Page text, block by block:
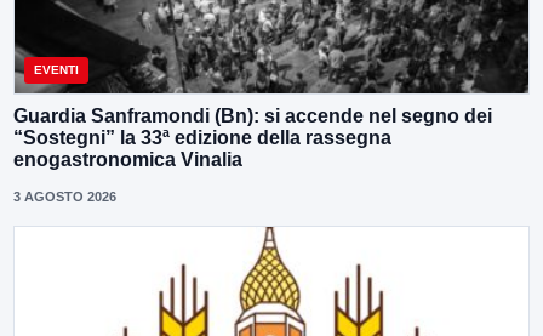
EVENTI
Guardia Sanframondi (Bn): si accende nel segno dei
“Sostegni” la 33ª edizione della rassegna
enogastronomica Vinalia
3 AGOSTO 2026